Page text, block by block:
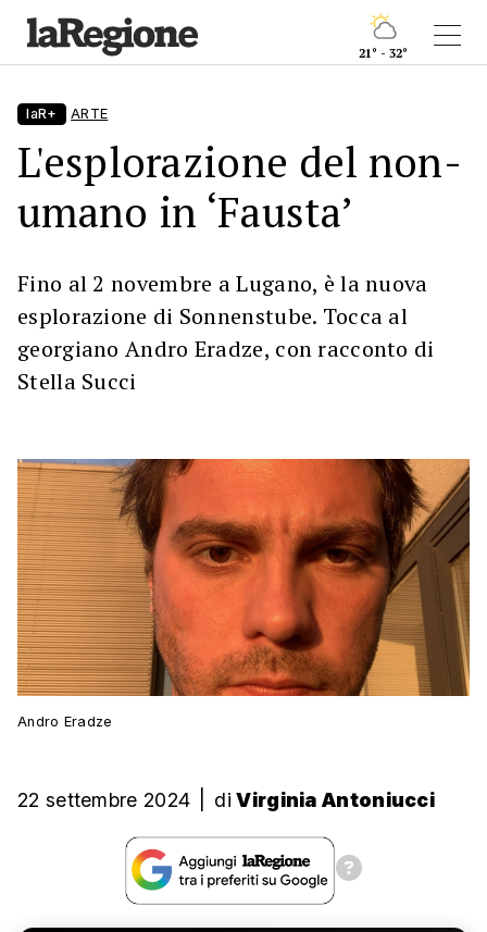
21° - 32°
laR+ ARTE
L'esplorazione del non-
umano in ‘Fausta’
Fino al 2 novembre a Lugano, è la nuova
esplorazione di Sonnenstube. Tocca al
georgiano Andro Eradze, con racconto di
Stella Succi
Andro Eradze
22 settembre 2024 di Virginia Antoniucci